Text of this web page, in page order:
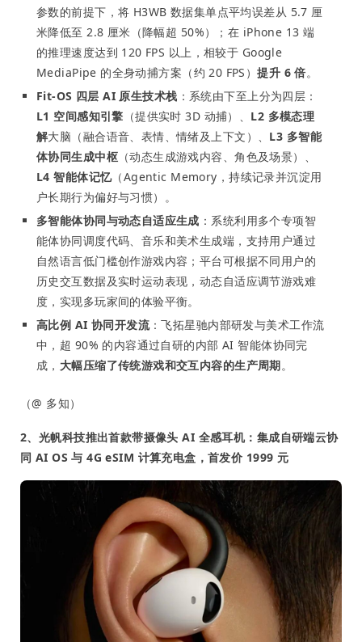
参数的前提下，将 H3WB 数据集单点平均误差从 5.7 厘
米降低至 2.8 厘米（降幅超 50%）；在 iPhone 13 端
的推理速度达到 120 FPS 以上，相较于 Google
MediaPipe 的全身动捕方案（约 20 FPS）提升 6 倍。
Fit-OS 四层 AI 原生技术栈 ：系统由下至上分为四层：
L1 空间感知引擎 （提供实时 3D 动捕）、 L2 多模态理
解大脑（融合语音、表情、情绪及上下文）、 L3 多智能
体协同生成中枢（动态生成游戏内容、角色及场景）、
L4 智能体记忆（Agentic Memory，持续记录并沉淀用
户长期行为偏好与习惯）。
多智能体协同与动态自适应生成 ：系统利用多个专项智
能体协同调度代码、音乐和美术生成端，支持用户通过
自然语言低门槛创作游戏内容；平台可根据不同用户的
历史交互数据及实时运动表现，动态自适应调节游戏难
度，实现多玩家间的体验平衡。
高比例 AI 协同开发流：飞拓星驰内部研发与美术工作流
中，超 90% 的内容通过自研的内部 AI 智能体协同完
成， 大幅压缩了传统游戏和交互内容的生产周期。
（@ 多知）
2、光帆科技推出首款带摄像头 AI 全感耳机：集成自研端云协
同 AI OS 与 4G eSIM 计算充电盒，首发价 1999 元